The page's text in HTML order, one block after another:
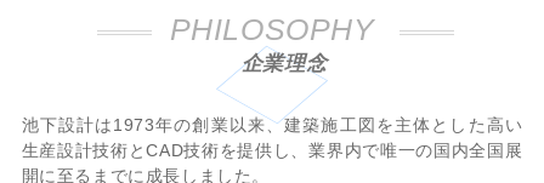
PHILOSOPHY
企業理念
池下設計は1973年の創業以来、建築施工図を主体とした高い
生産設計技術とCAD技術を提供し、業界内で唯一の国内全国展
開に至るまでに成長しました。